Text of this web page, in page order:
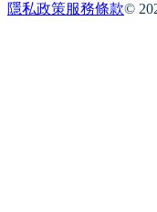
隱私政策服務條款©